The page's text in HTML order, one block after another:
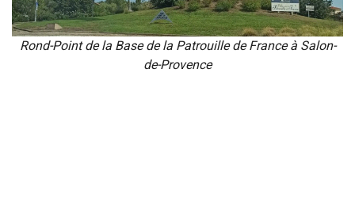
Rond-Point de la Base de la Patrouille de France à Salon-
de-Provence